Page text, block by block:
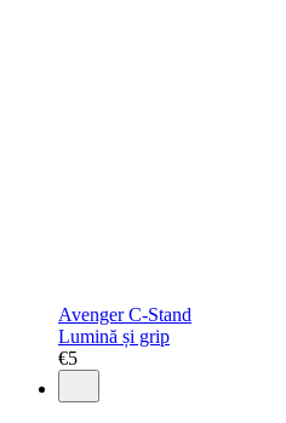
Avenger C-Stand
Lumină și grip
€5